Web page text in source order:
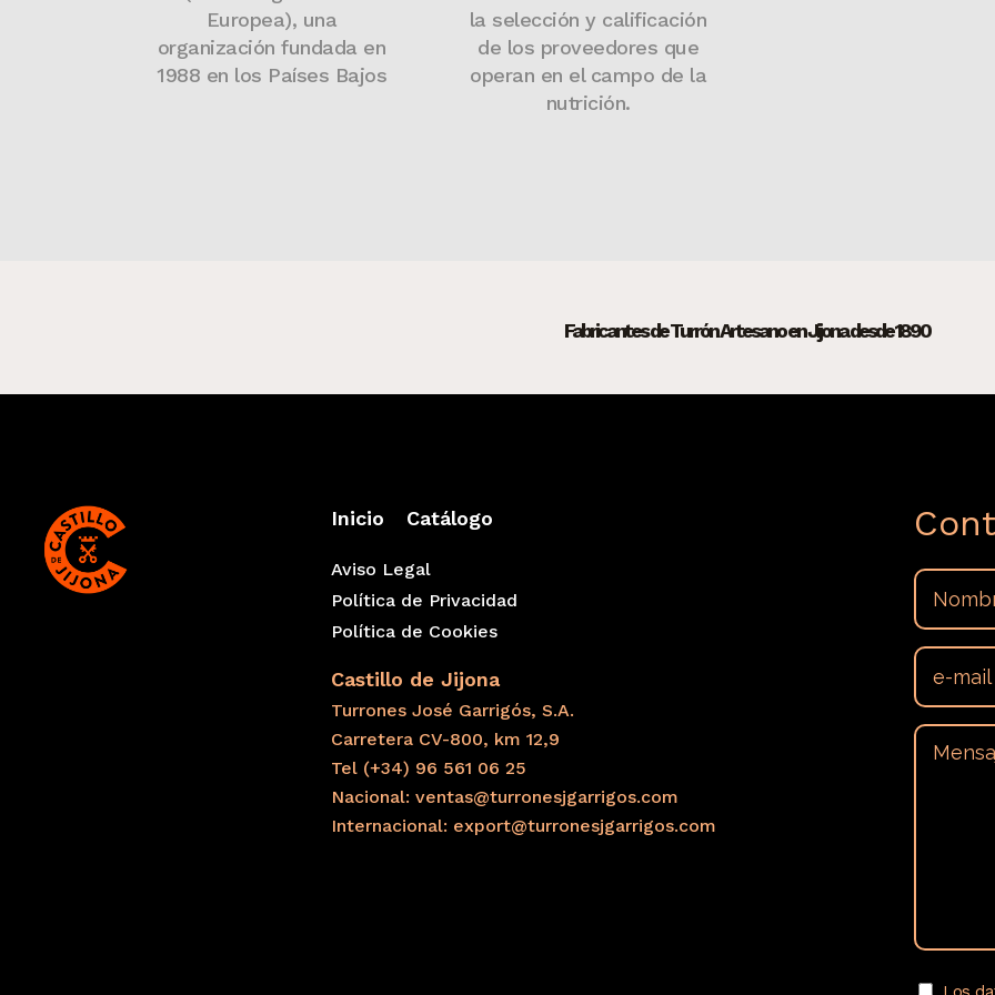
Europea), una
organización fundada en
1988 en los Países Bajos
la selección y calificación
de los proveedores que
operan en el campo de la
nutrición.
Fabricantes de Turrón Artesano en Jijona desde 1890
Inicio Catálogo
Aviso Legal
Política de Privacidad
Política de Cookies
Castillo de Jijona
Turrones José Garrigós, S.A.
Carretera CV-800, km 12,9
Tel (+34) 96 561 06 25
Nacional: ventas@turronesjgarrigos.com
Internacional: export@turronesjgarrigos.com